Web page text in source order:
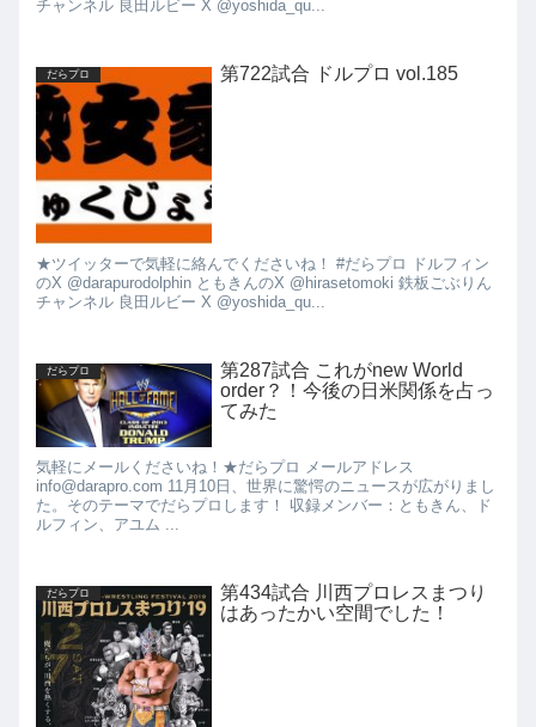
チャンネル 良田ルビー X @yoshida_qu...
だらプロ 第722試合 ドルプロ vol.185
★ツイッターで気軽に絡んでくださいね！ #だらプロ ドルフィン
のX @darapurodolphin ともきんのX @hirasetomoki 鉄板ごぶりん
チャンネル 良田ルビー X @yoshida_qu...
だらプロ
第287試合 これがnew World
order？！今後の日米関係を占っ
てみた
気軽にメールくださいね！★だらプロ メールアドレス
info@darapro.com 11月10日、世界に驚愕のニュースが広がりまし
た。そのテーマでだらプロします！ 収録メンバー：ともきん、ド
ルフィン、アユム ...
だらプロ
第434試合 川西プロレスまつり
はあったかい空間でした！